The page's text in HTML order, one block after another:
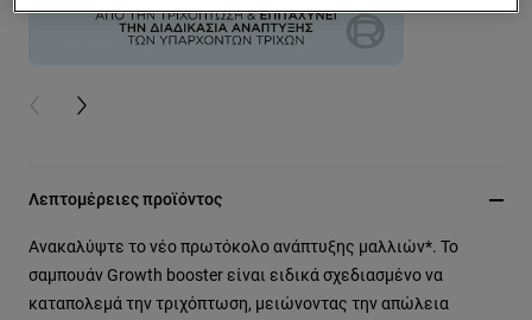
PREVIOUS CARD
NEXT CARD
Λεπτομέρειες προϊόντος
Ανακαλύψτε το νέο πρωτόκολο ανάπτυξης μαλλιών*. Το
σαμπουάν Growth booster είναι ειδικά σχεδιασμένο να
καταπολεμά την τριχόπτωση, μειώνοντας την απώλεια